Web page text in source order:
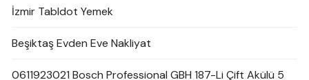
İzmir Tabldot Yemek
Beşiktaş Evden Eve Nakliyat
0611923021 Bosch Professional GBH 187-Li Çift Akülü 5